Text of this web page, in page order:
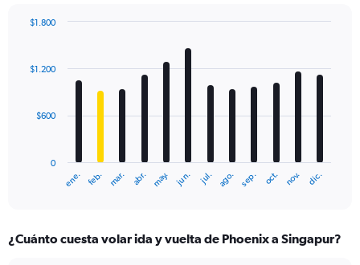
with
12
The
Range:
ene. feb. mar. abr. may. jun. jul. ago. sep. oct. nov. dic.
0
$600
$1.200
$1.800
¿Cuánto cuesta volar ida y vuelta de Phoenix a Singapur?